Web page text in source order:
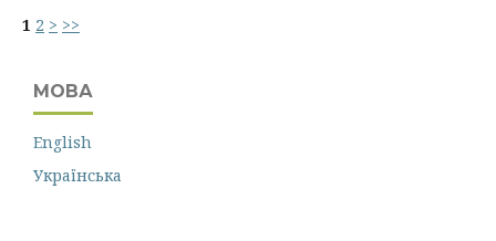
1 2 > >>
МОВА
English
Українська